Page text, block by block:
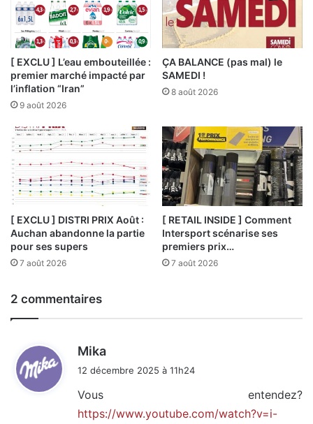
[ EXCLU ] L’eau embouteillée :
premier marché impacté par
l’inflation “Iran”
9 août 2026
ÇA BALANCE (pas mal) le
SAMEDI !
8 août 2026
[ EXCLU ] DISTRI PRIX Août :
Auchan abandonne la partie
pour ses supers
7 août 2026
[ RETAIL INSIDE ] Comment
Intersport scénarise ses
premiers prix…
7 août 2026
2 commentaires
Mika
:
12 décembre 2025 à 11h24
Vous entendez?
https://www.youtube.com/watch?v=i-